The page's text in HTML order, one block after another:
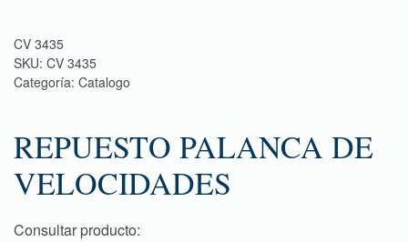
CV 3435
SKU: CV 3435
Categoría: Catalogo
REPUESTO PALANCA DE
VELOCIDADES
Consultar producto: